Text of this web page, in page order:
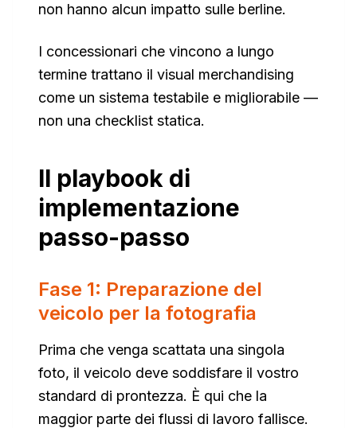
non hanno alcun impatto sulle berline.
I concessionari che vincono a lungo
termine trattano il visual merchandising
come un sistema testabile e migliorabile —
non una checklist statica.
Il playbook di
implementazione
passo-passo
Fase 1: Preparazione del
veicolo per la fotografia
Prima che venga scattata una singola
foto, il veicolo deve soddisfare il vostro
standard di prontezza. È qui che la
maggior parte dei flussi di lavoro fallisce.